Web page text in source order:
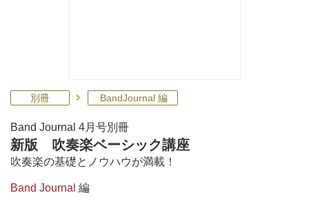
別冊 BandJournal 編
Band Journal 4月号別冊
新版 吹奏楽ベーシック講座
吹奏楽の基礎とノウハウが満載！
Band Journal 編